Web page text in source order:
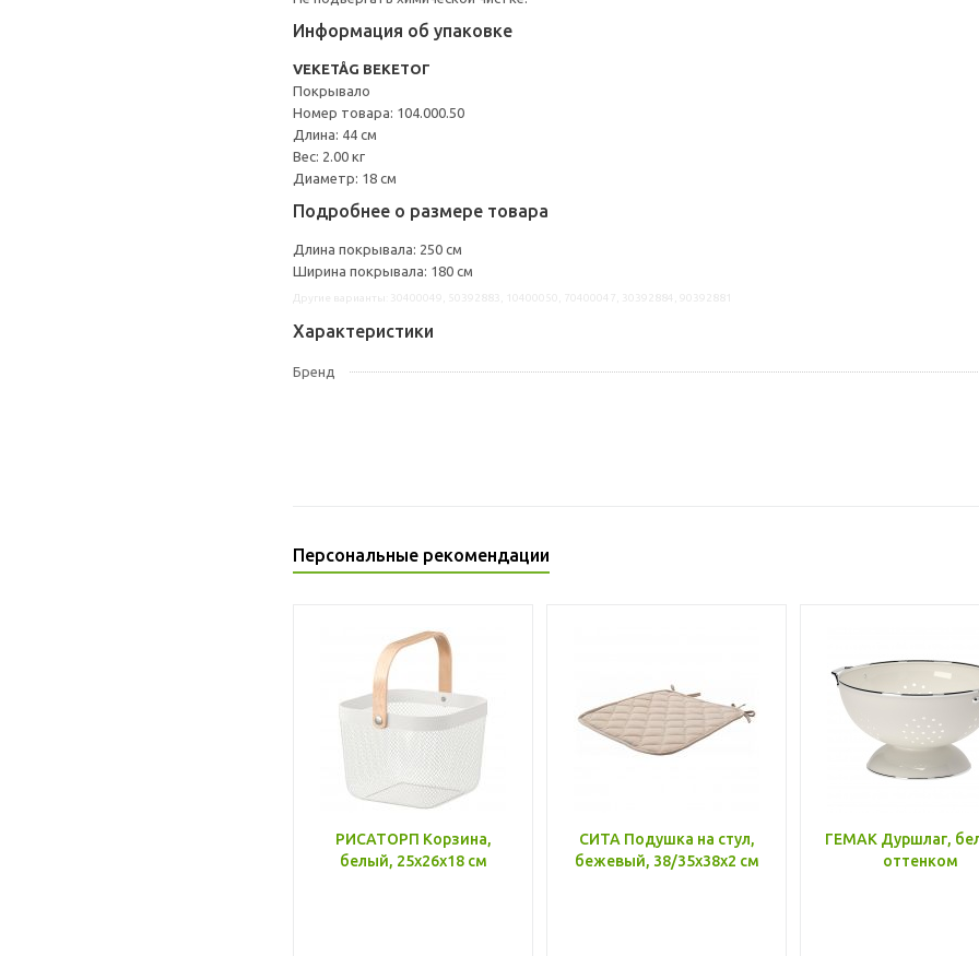
Информация об упаковке
VEKETÅG ВЕКЕТОГ
Покрывало
Номер товара: 104.000.50
Длина: 44 см
Вес: 2.00 кг
Диаметр: 18 см
Подробнее о размере товара
Длина покрывала: 250 см
Ширина покрывала: 180 см
Характеристики
Бренд
Персональные рекомендации
РИСАТОРП Корзина,
белый, 25x26x18 см
СИТА Подушка на стул,
бежевый, 38/35x38x2 см
ГЕМАК Дуршлаг,
оттенком